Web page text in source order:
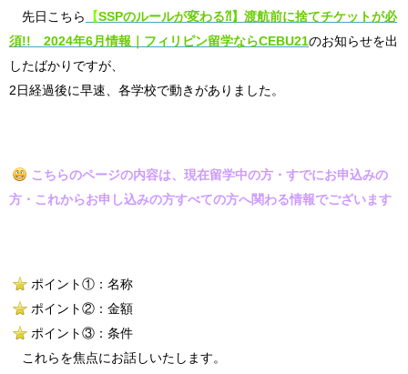
先日こちら
【SSPのルールが変わる⁈】渡航前に捨てチケットが必
須!! 2024年6月情報｜フィリピン留学ならCEBU21のお知らせを出
したばかりですが、
2日経過後に早速、各学校で動きがありました。
こちらのページの内容は、現在留学中の方・すでにお申込みの
方・これからお申し込みの方すべての方へ関わる情報でございます
ポイント①：名称
ポイント②：金額
ポイント③：条件
これらを焦点にお話しいたします。